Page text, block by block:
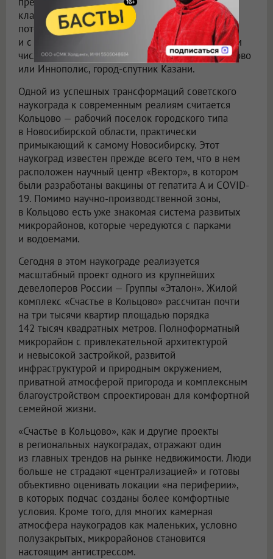
кластеры и «бизнес-инкубаторы» с высоким
потенциалом. Наукограды тесно связаны
и с другим определением — техноградами, в том
числе созданными с нуля, как, например, Сколково
или Иннополис, город-спутник Казани.
Одной из успешных трансформаций советского
наукограда к современным реалиям считается
Кольцово — рабочий поселок городского типа
в Новосибирской области, практически
примыкающий к самому Новосибирску. Этот
наукоград известен прежде всего тем, что в нем
расположен научный центр «Вектор», в котором
были разработаны вакцины от гепатита А и COVID-
19. Помимо научно-производственной зоны,
в Кольцово есть уже знакомая система развитых
микрорайонов, которые чередуются с парками
и водоемами.
Сегодня в этом наукограде реализуется
масштабный проект одного из крупнейших
девелоперов России — Группы «Эталон». Жилой
комплекс «Счастье в Кольцово» рассчитан почти
на три тысячи квартир площадью порядка
142 тысяч квадратных метров. Полноформатный
микрорайон с привлекательной архитектурой
и невысокой застройкой, развитой
инфраструктурой и природным окружением,
приватной атмосферой пригорода и комплексным
благоустройством спроектирован для комфортной
семейной жизни.
«Счастье в Кольцово», как и другие проекты
в региональных наукоградах, отражают один
из главных трендов на рынке недвижимости. Люди
больше не страдают «централизацией» и готовы
объективно оценивать локации «на периферии»,
в которых подчас созданы более комфортные
условия. Кроме того, для многих камерная
атмосфера наукоградов как маленьких, условно
полузакрытых, микрорайонов становится
настоящим антистрессом.